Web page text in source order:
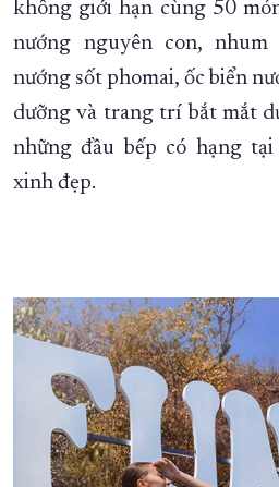
không giới hạn cùng 50
nướng nguyên con,
nướng sốt phomai, ốc biển
dưỡng và trang trí bắt mắt
những đầu bếp có hạng
xinh đẹp.